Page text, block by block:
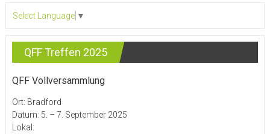
Select Language ▼
QFF Treffen 2025
QFF Vollversammlung
Ort: Bradford
Datum: 5. – 7. September 2025
Lokal: